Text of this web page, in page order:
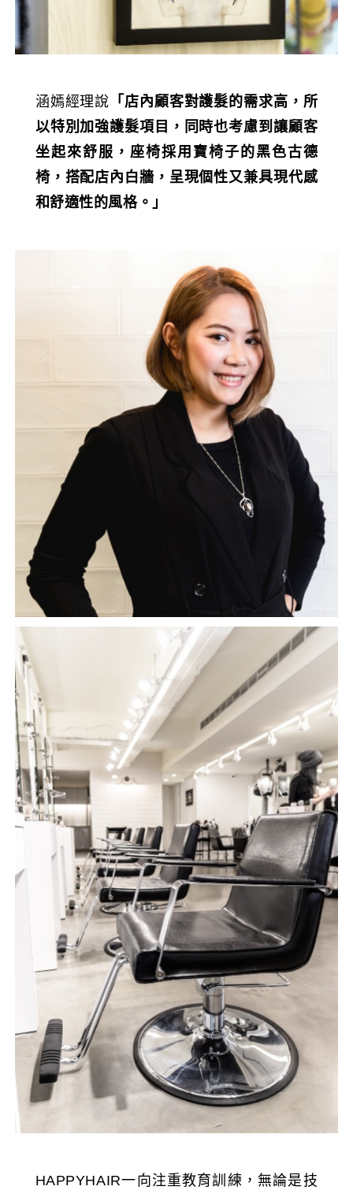
涵嫣經理說 「店內顧客對護髮的需求高，所
以特別加強護髮項目，同時也考慮到讓顧客
坐起來舒服，座椅採用寶椅子的黑色古德
椅，搭配店內白牆，呈現個性又兼具現代感
和舒適性的風格。」
HAPPYHAIR一向注重教育訓練，無論是技